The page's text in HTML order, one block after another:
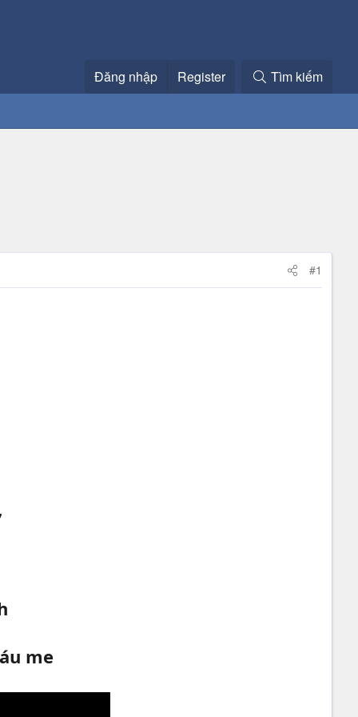
Đăng nhập Register Tìm kiếm
#1
me